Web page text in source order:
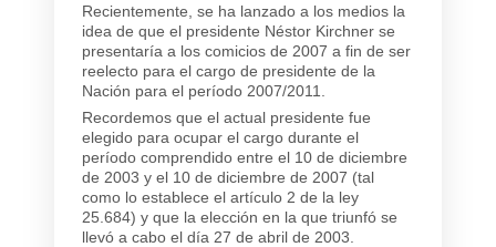
Recientemente, se ha lanzado a los medios la
idea de que el presidente Néstor Kirchner se
presentaría a los comicios de 2007 a fin de ser
reelecto para el cargo de presidente de la
Nación para el período 2007/2011.
Recordemos que el actual presidente fue
elegido para ocupar el cargo durante el
período comprendido entre el 10 de diciembre
de 2003 y el 10 de diciembre de 2007 (tal
como lo establece el artículo 2 de la ley
25.684) y que la elección en la que triunfó se
llevó a cabo el día 27 de abril de 2003.